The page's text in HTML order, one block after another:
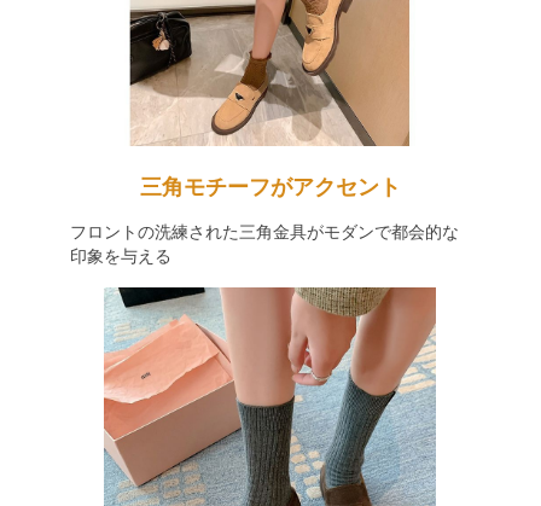
三角モチーフがアクセント
フロントの洗練された三角金具がモダンで都会的な
印象を与える